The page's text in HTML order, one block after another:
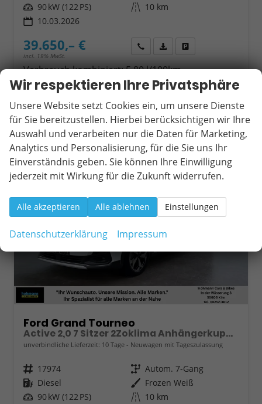
Leistung 90 kW (122 PS) Kilometerstand 10 km
10.03.2026
39.650,– €
incl. 19% MwSt.
Wir rufen Sie anFahrzeugexposé (PDF)
Verbrauch kombiniert:5,80 l/100km
CO2-Klasse: E
CO -Emissionen:151,00 g/km
ab 376,– € mtl.
Ford Grand Tourneo
Active 2,0 7 Sitzer 2Zoklima Anhängerkupplung Panoramadach AGR Sitze Sitzheizung Einparkhilfe Kamera 17 Zoll Leichtmetall ACC
unverbindliche Lieferzeit: 10 Tage Neuwagen mit Tageszulassung
Fahrzeugnr. 17974 Getriebe Autom. 7-Gang
Kraftstoff Diesel Außenfarbe Frozen Weiß
Leistung 90 kW (122 PS) Kilometerstand 10 km
Wir respektieren Ihre Privatsphäre
Unsere Website setzt Cookies ein, um unsere Dienste
für Sie bereitzustellen. Hierbei berücksichtigen wir Ihre
Auswahl und verarbeiten nur die Daten für Marketing,
Analytics und Personalisierung, für die Sie uns Ihr
Einverständnis geben. Sie können Ihre Einwilligung
jederzeit mit Wirkung für die Zukunft widerrufen.
Alle akzeptieren Alle ablehnen Einstellungen
Datenschutzerklärung Impressum